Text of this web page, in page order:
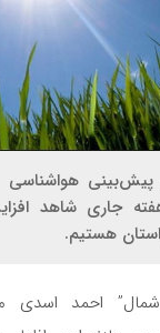
هواشناسی
جاری شاهد
هستیم.
احمد اسدی